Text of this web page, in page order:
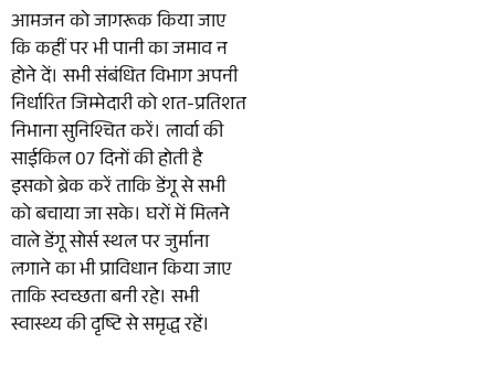
आमजन को जागरूक किया जाए
कि कहीं पर भी पानी का जमाव न
होने दें। सभी संबंधित विभाग अपनी
निर्धारित जिम्मेदारी को शत-प्रतिशत
निभाना सुनिश्चित करें। लार्वा की
साईकिल 07 दिनों की होती है
इसको ब्रेक करें ताकि डेंगू से सभी
को बचाया जा सके। घरों में मिलने
वाले डेंगू सोर्स स्थल पर जुर्माना
लगाने का भी प्राविधान किया जाए
ताकि स्वच्छता बनी रहे। सभी
स्वास्थ्य की दृष्टि से समृद्ध रहें।